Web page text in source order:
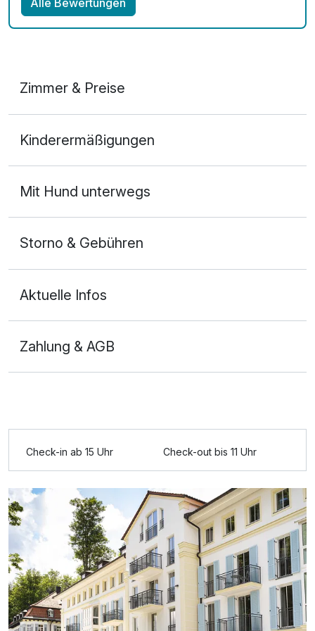
Zimmer & Preise
2 Erwachsene
Für 4 Tage p.P. ab249,00 €
Doppelzimmer Haupthaus
2 Erwachsene
Ausstattung
Für 4 Tage p.P. ab 285,00 €
Kinderermäßigungen
Mit Hund unterwegs
Storno & Gebühren
Aktuelle Infos
Zahlung & AGB
Check-in ab 15 Uhr Check-out bis 11 Uhr